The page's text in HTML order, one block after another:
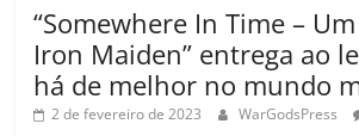
“Somewhere In Time –
Iron Maiden” entrega ao
há de melhor no mundo
2 de fevereiro de 2023 WarGodsPress